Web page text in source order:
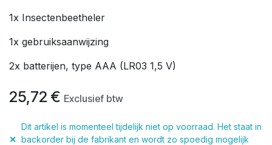
1x Insectenbeetheler
1x gebruiksaanwijzing
2x batterijen, type AAA (LR03 1,5 V)
25,72 € Exclusief btw
✕
Dit artikel is momenteel tijdelijk niet op voorraad. Het staat in
backorder bij de fabrikant en wordt zo spoedig mogelijk